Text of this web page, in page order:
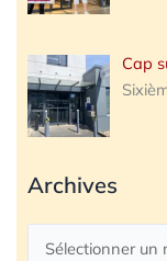
Cap
Archives